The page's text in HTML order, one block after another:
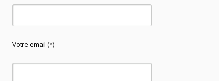
Votre email (*)